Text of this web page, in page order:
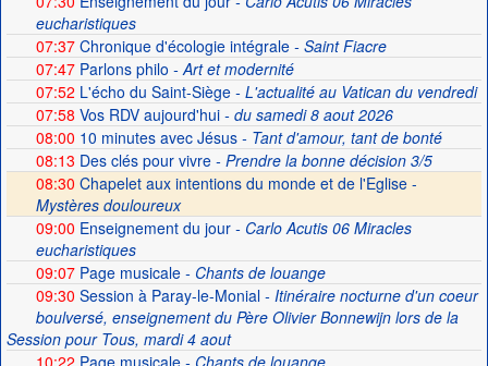
eucharistiques
07:37Chronique d'écologie intégrale- Saint Fiacre
07:47Parlons philo - Art et modernité
07:52 L'écho du Saint-Siège- L'actualité au Vatican du vendredi
07:58 Vos RDV aujourd'hui- du samedi 8 aout 2026
08:00 10 minutes avec Jésus- Tant d'amour, tant de bonté
08:13 Des clés pour vivre- Prendre la bonne décision 3/5
08:30 Chapelet aux intentions du monde et de l'Eglise -
Mystères douloureux
09:00 Enseignement du jour- Carlo Acutis 06 Miracles
eucharistiques
09:07Page musicale- Chants de louange
09:30 Session à Paray-le-Monial- Itinéraire nocturne d'un coeur
boulversé, enseignement du Père Olivier Bonnewijn lors de la
Session pour Tous, mardi 4 aout
10:22 Page musicale- Chants de louange